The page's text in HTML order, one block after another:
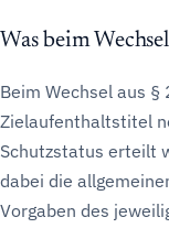
Was beim
Beim Wechsel aus
Zielaufenthaltstitel
Schutzstatus erteilt
dabei die
Vorgaben des